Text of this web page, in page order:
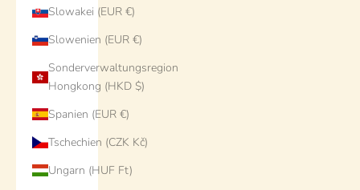
Slowakei (EUR €)
Slowenien (EUR €)
Sonderverwaltungsregion
Hongkong (HKD $)
Spanien (EUR €)
Tschechien (CZK Kč)
Ungarn (HUF Ft)